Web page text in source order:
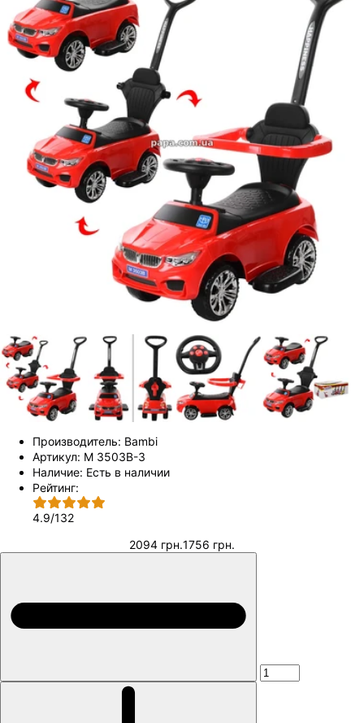
Производитель: Bambi
Артикул: M 3503B-3
Наличие: Есть в наличии
Рейтинг:
4.9/132
2094 грн.1756 грн.